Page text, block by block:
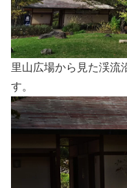
里山広場から見た渓流
す。